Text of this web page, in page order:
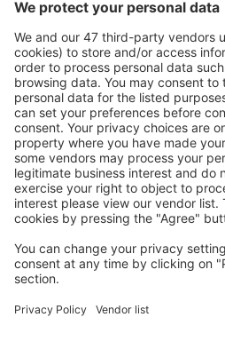
Economiseşte mai mult
Prețuri atractive și oferte
conectați.
Cazarea preferată
Alege din peste 1,3 mil. de
apartamente și altele.
Cele mai căutate hoteluri
Hoteluri în Franţa - Orașe populare